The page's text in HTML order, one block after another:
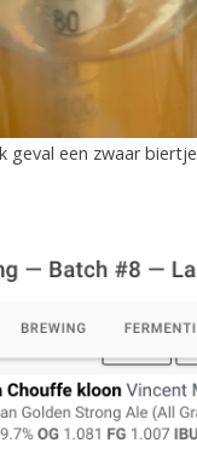
geval een zwaar biertje